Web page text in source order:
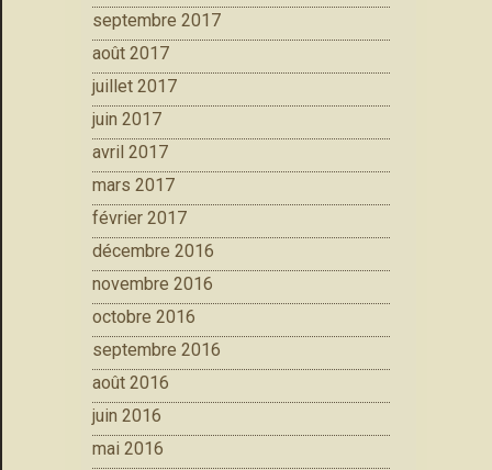
septembre 2017
août 2017
juillet 2017
juin 2017
avril 2017
mars 2017
février 2017
décembre 2016
novembre 2016
octobre 2016
septembre 2016
août 2016
juin 2016
mai 2016